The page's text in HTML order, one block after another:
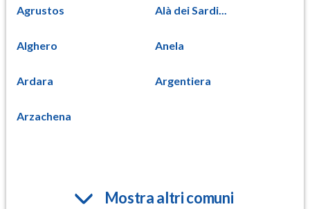
Agrustos Alà dei Sardi...
Alghero Anela
Ardara Argentiera
Arzachena
Mostra altri comuni